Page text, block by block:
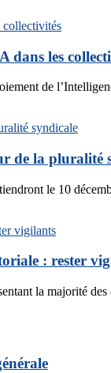
dans les
de
de la pluralité
le 10
: rester
la majorité des